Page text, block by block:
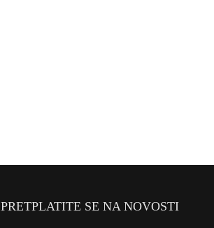
PRETPLATITE SE NA NOVOSTI